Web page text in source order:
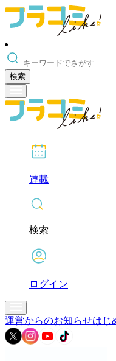
検索
連載
検索
ログイン
運営からのお知らせはじ